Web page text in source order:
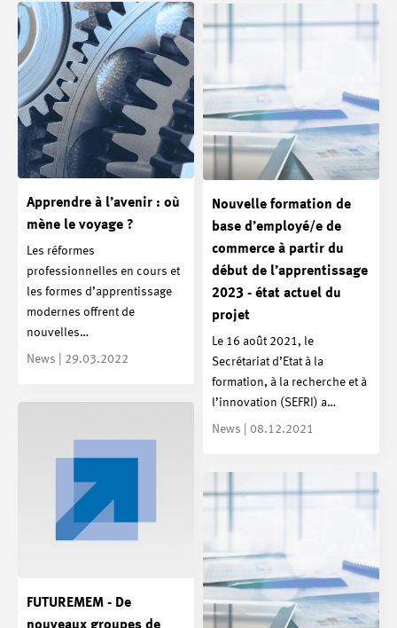
Apprendre à l’avenir : où
mène le voyage ?
Les réformes
professionnelles en cours et
les formes d’apprentissage
modernes offrent de
nouvelles…
News | 29.03.2022
Nouvelle formation de
base d’employé/e de
commerce à partir du
début de l’apprentissage
2023 - état actuel du
projet
Le 16 août 2021, le
Secrétariat d’Etat à la
formation, à la recherche et à
l’innovation (SEFRI) a…
News | 08.12.2021
FUTUREMEM - De